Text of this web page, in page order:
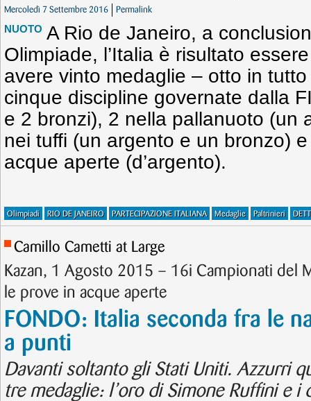
Mercoledì 7 Settembre 2016 Permalink
NUOTO A Rio de Janeiro, a
Olimpiade, l’Italia è risultato
avere vinto medaglie – otto in
cinque discipline governate dalla
e 2 bronzi), 2 nella pallanuoto (un
nei tuffi (un argento e un bronzo)
acque aperte (d’argento).
Olimpiadi RIO DE JANEIRO PARTECIPAZIONE ITALIANA Medaglie Paltrinieri
Camillo Cametti at Large
Kazan, 1 Agosto 2015 – 16i Campionati del
le prove in acque aperte
FONDO: Italia seconda fra le
a punti
Davanti soltanto gli Stati Uniti. Azzurri
tre medaglie: l’oro di Simone Ruffini e i